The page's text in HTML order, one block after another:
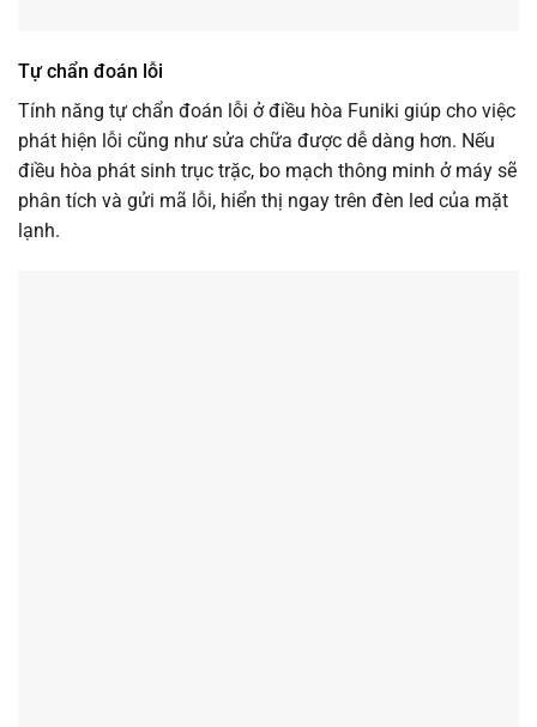
Tự chẩn đoán lỗi
Tính năng tự chẩn đoán lỗi ở điều hòa Funiki giúp cho việc
phát hiện lỗi cũng như sửa chữa được dễ dàng hơn. Nếu
điều hòa phát sinh trục trặc, bo mạch thông minh ở máy sẽ
phân tích và gửi mã lỗi, hiển thị ngay trên đèn led của mặt
lạnh.